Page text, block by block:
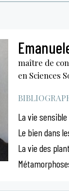
maître de
en Sciences
La vie sensible
Le bien dans
La vie des